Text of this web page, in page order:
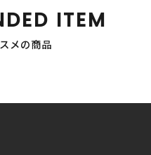
ITEM
メの商品